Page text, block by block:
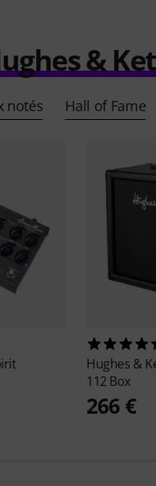
&
notés Hall of Fame
Hughes &
112 Box
266 €